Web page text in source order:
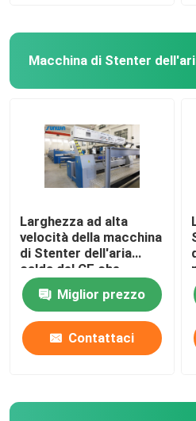
Macchina di Stenter
Larghezza ad alta
velocità della macchina
di Stenter dell'aria
calda del CE che
tricotta tessuto che
finisce 2400mm
Miglior prezzo
Contattaci